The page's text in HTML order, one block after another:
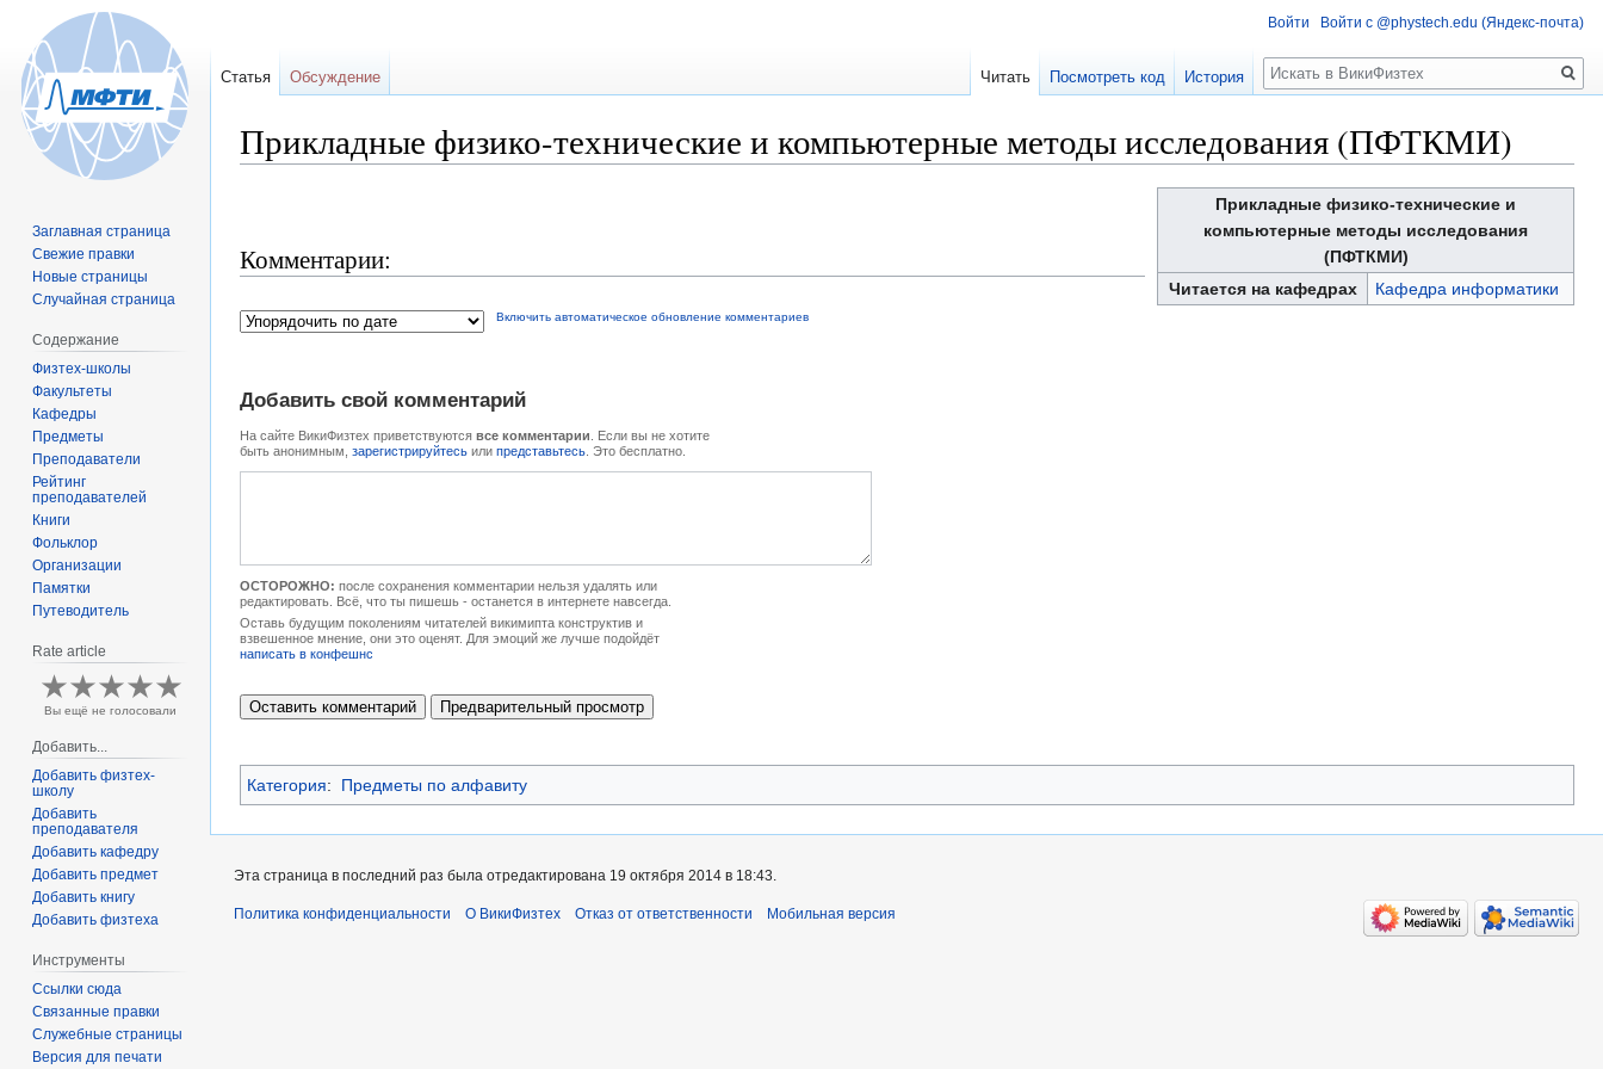
Прикладные физико-технические и компьютерные методы исследования (ПФТКМИ)
навигации
поиску
Прикладные физико-технические и
компьютерные методы исследования
(ПФТКМИ)
Читается на кафедрах
Кафедра информатики
Комментарии:
Включить автоматическое обновление комментариев
Добавить свой комментарий
На сайте ВикиФизтех приветствуются все комментарии . Если вы не хотите
быть анонимным, зарегистрируйтесь или представьтесь . Это бесплатно.
ОСТОРОЖНО: после сохранения комментарии нельзя удалять или
редактировать. Всё, что ты пишешь - останется в интернете навсегда.
Оставь будущим поколениям читателей викимипта конструктив и
взвешенное мнение, они это оценят. Для эмоций же лучше подойдёт
написать в конфешнс
Категория: Предметы по алфавиту
Войти Войти с @phystech.edu (Яндекс-почта)
Статья Обсуждение Читать Посмотреть код История
Поиск
Заглавная страница
Свежие правки
Новые страницы
Случайная страница
Содержание
Физтех-школы
Факультеты
Кафедры
Предметы
Преподаватели
Рейтинг
преподавателей
Книги
Фольклор
Организации
Памятки
Путеводитель
Rate article
Вы ещё не голосовали
Добавить...
Добавить физтех-
школу
Добавить
преподавателя
Добавить кафедру
Добавить предмет
Добавить книгу
Добавить физтеха
Инструменты
Ссылки сюда
Связанные правки
Служебные страницы
Версия для печати
Эта страница в последний раз была отредактирована 19 октября 2014 в 18:43.
Политика конфиденциальности О ВикиФизтех Отказ от ответственности Мобильная версия